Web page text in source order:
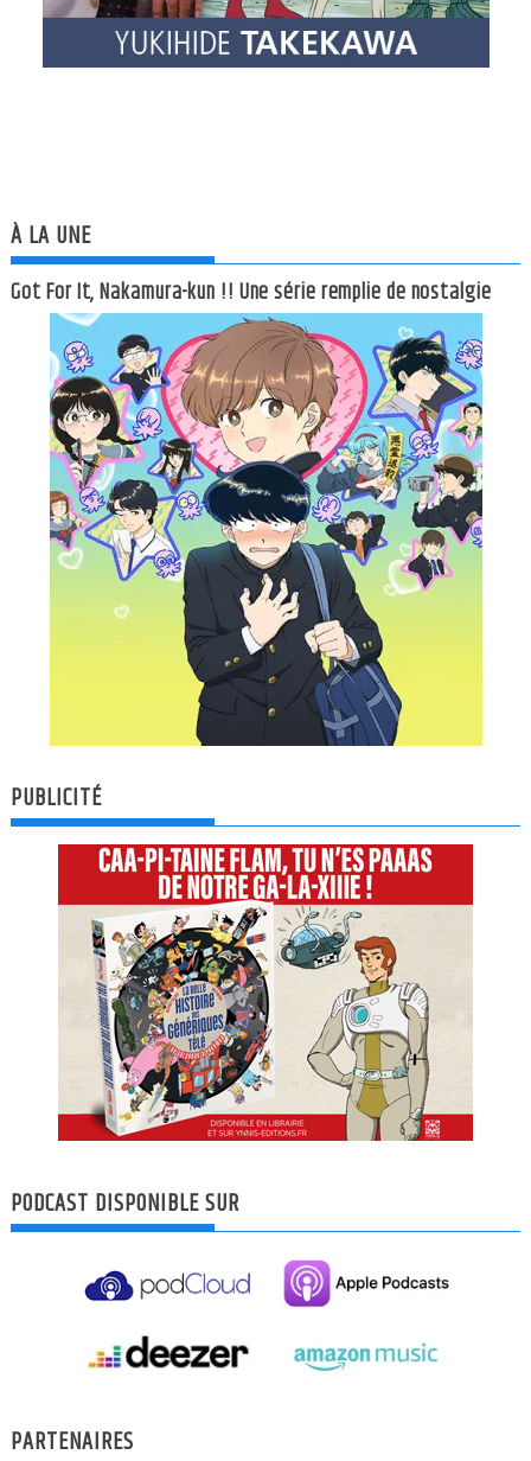
À LA UNE
Got For It, Nakamura-kun !! Une série remplie de nostalgie
PUBLICITÉ
PODCAST DISPONIBLE SUR
PARTENAIRES